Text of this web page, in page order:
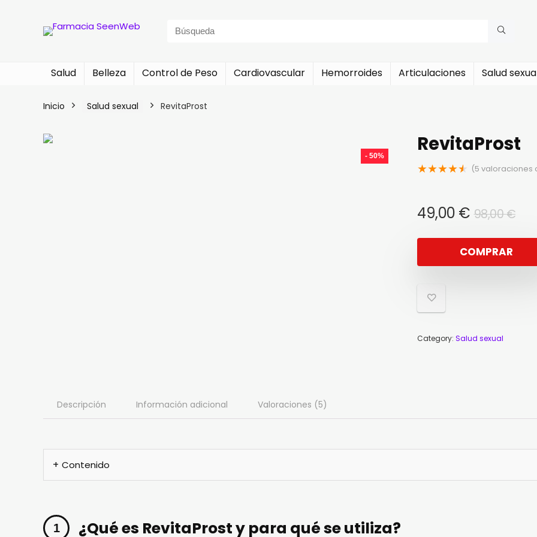
Search
Salud Belleza Control de Peso Cardiovascular Hemorroides Articulaciones Salud
Inicio Salud sexual RevitaProst
- 50% RevitaProst
★★★★★ (5 valoraciones
98,00€El
49,00 €
El
es:
COMPRAR
Category: Salud sexual
Descripción Información adicional Valoraciones (5)
Contenido
¿Qué es RevitaProst y para qué se utiliza?